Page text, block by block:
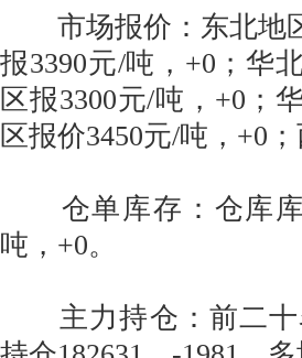
市场报价：东北地区
报3390元/吨，+0；华
区报3300元/吨，+0；
区报价3450元/吨，+0
仓单库存：仓库库
吨，+0。
主力持仓：前二十